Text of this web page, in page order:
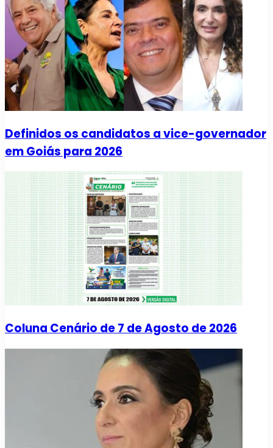
Definidos os candidatos a vice-governador
em Goiás para 2026
Coluna Cenário de 7 de Agosto de 2026